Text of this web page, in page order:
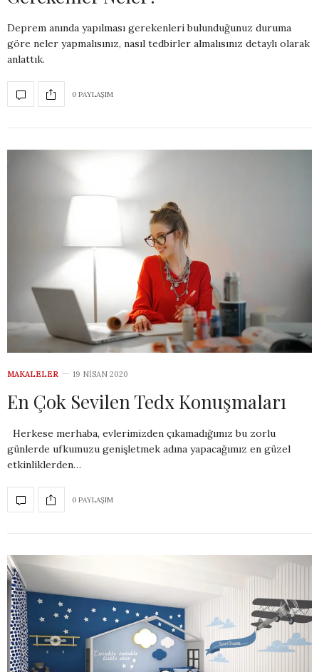
Deprem anında yapılması gerekenleri bulunduğunuz duruma
göre neler yapmalısınız, nasıl tedbirler almalısınız detaylı olarak
anlattık.
0 PAYLAŞIM
MAKALELER 19 NISAN 2020
En Çok Sevilen Tedx Konuşmaları
Herkese merhaba, evlerimizden çıkamadığımız bu zorlu
günlerde ufkumuzu genişletmek adına yapacağımız en güzel
etkinliklerden…
0 PAYLAŞIM